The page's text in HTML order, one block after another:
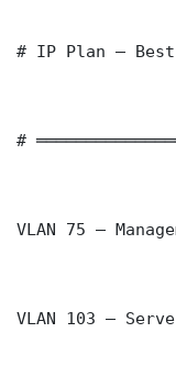
# IP Plan —
#
VLAN 75 —
VLAN 103 —